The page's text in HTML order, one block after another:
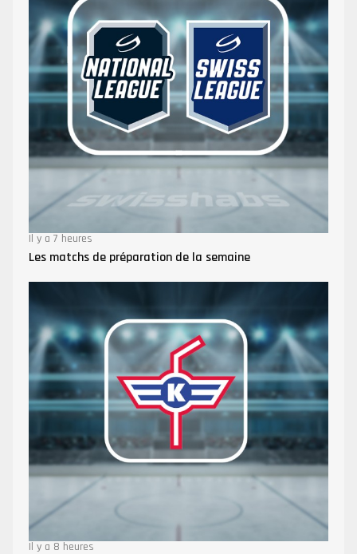
Il y a 7 heures
Les matchs de préparation de la semaine
Il y a 8 heures